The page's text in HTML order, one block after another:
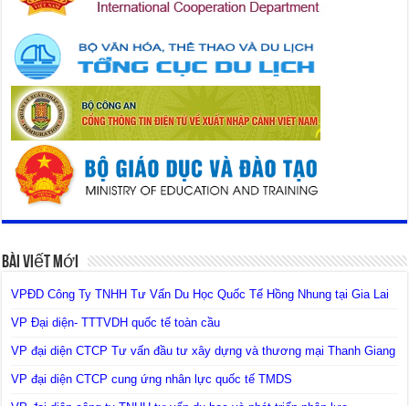
Bài Viết Mới
VPĐD Công Ty TNHH Tư Vấn Du Học Quốc Tế Hồng Nhung tại Gia Lai
VP Đại diện- TTTVDH quốc tế toàn cầu
VP đại diện CTCP Tư vấn đầu tư xây dựng và thương mại Thanh Giang
VP đại diện CTCP cung ứng nhân lực quốc tế TMDS